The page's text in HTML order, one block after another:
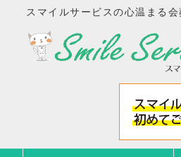
スマイルサービスの心温まる